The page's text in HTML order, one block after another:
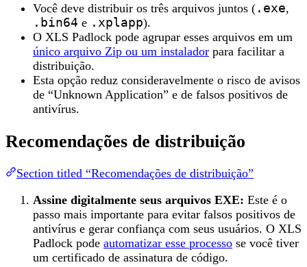
Você deve distribuir os três arquivos juntos ( .exe,
.bin64 e .xplapp).
O XLS Padlock pode agrupar esses arquivos em um
único arquivo Zip ou um instalador para facilitar a
distribuição.
Esta opção reduz consideravelmente o risco de avisos
de “Unknown Application” e de falsos positivos de
antivírus.
Recomendações de distribuição
Section titled “Recomendações de distribuição”
Assine digitalmente seus arquivos EXE: Este é o
passo mais importante para evitar falsos positivos de
antivírus e gerar confiança com seus usuários. O XLS
Padlock pode automatizar esse processo se você tiver
um certificado de assinatura de código.